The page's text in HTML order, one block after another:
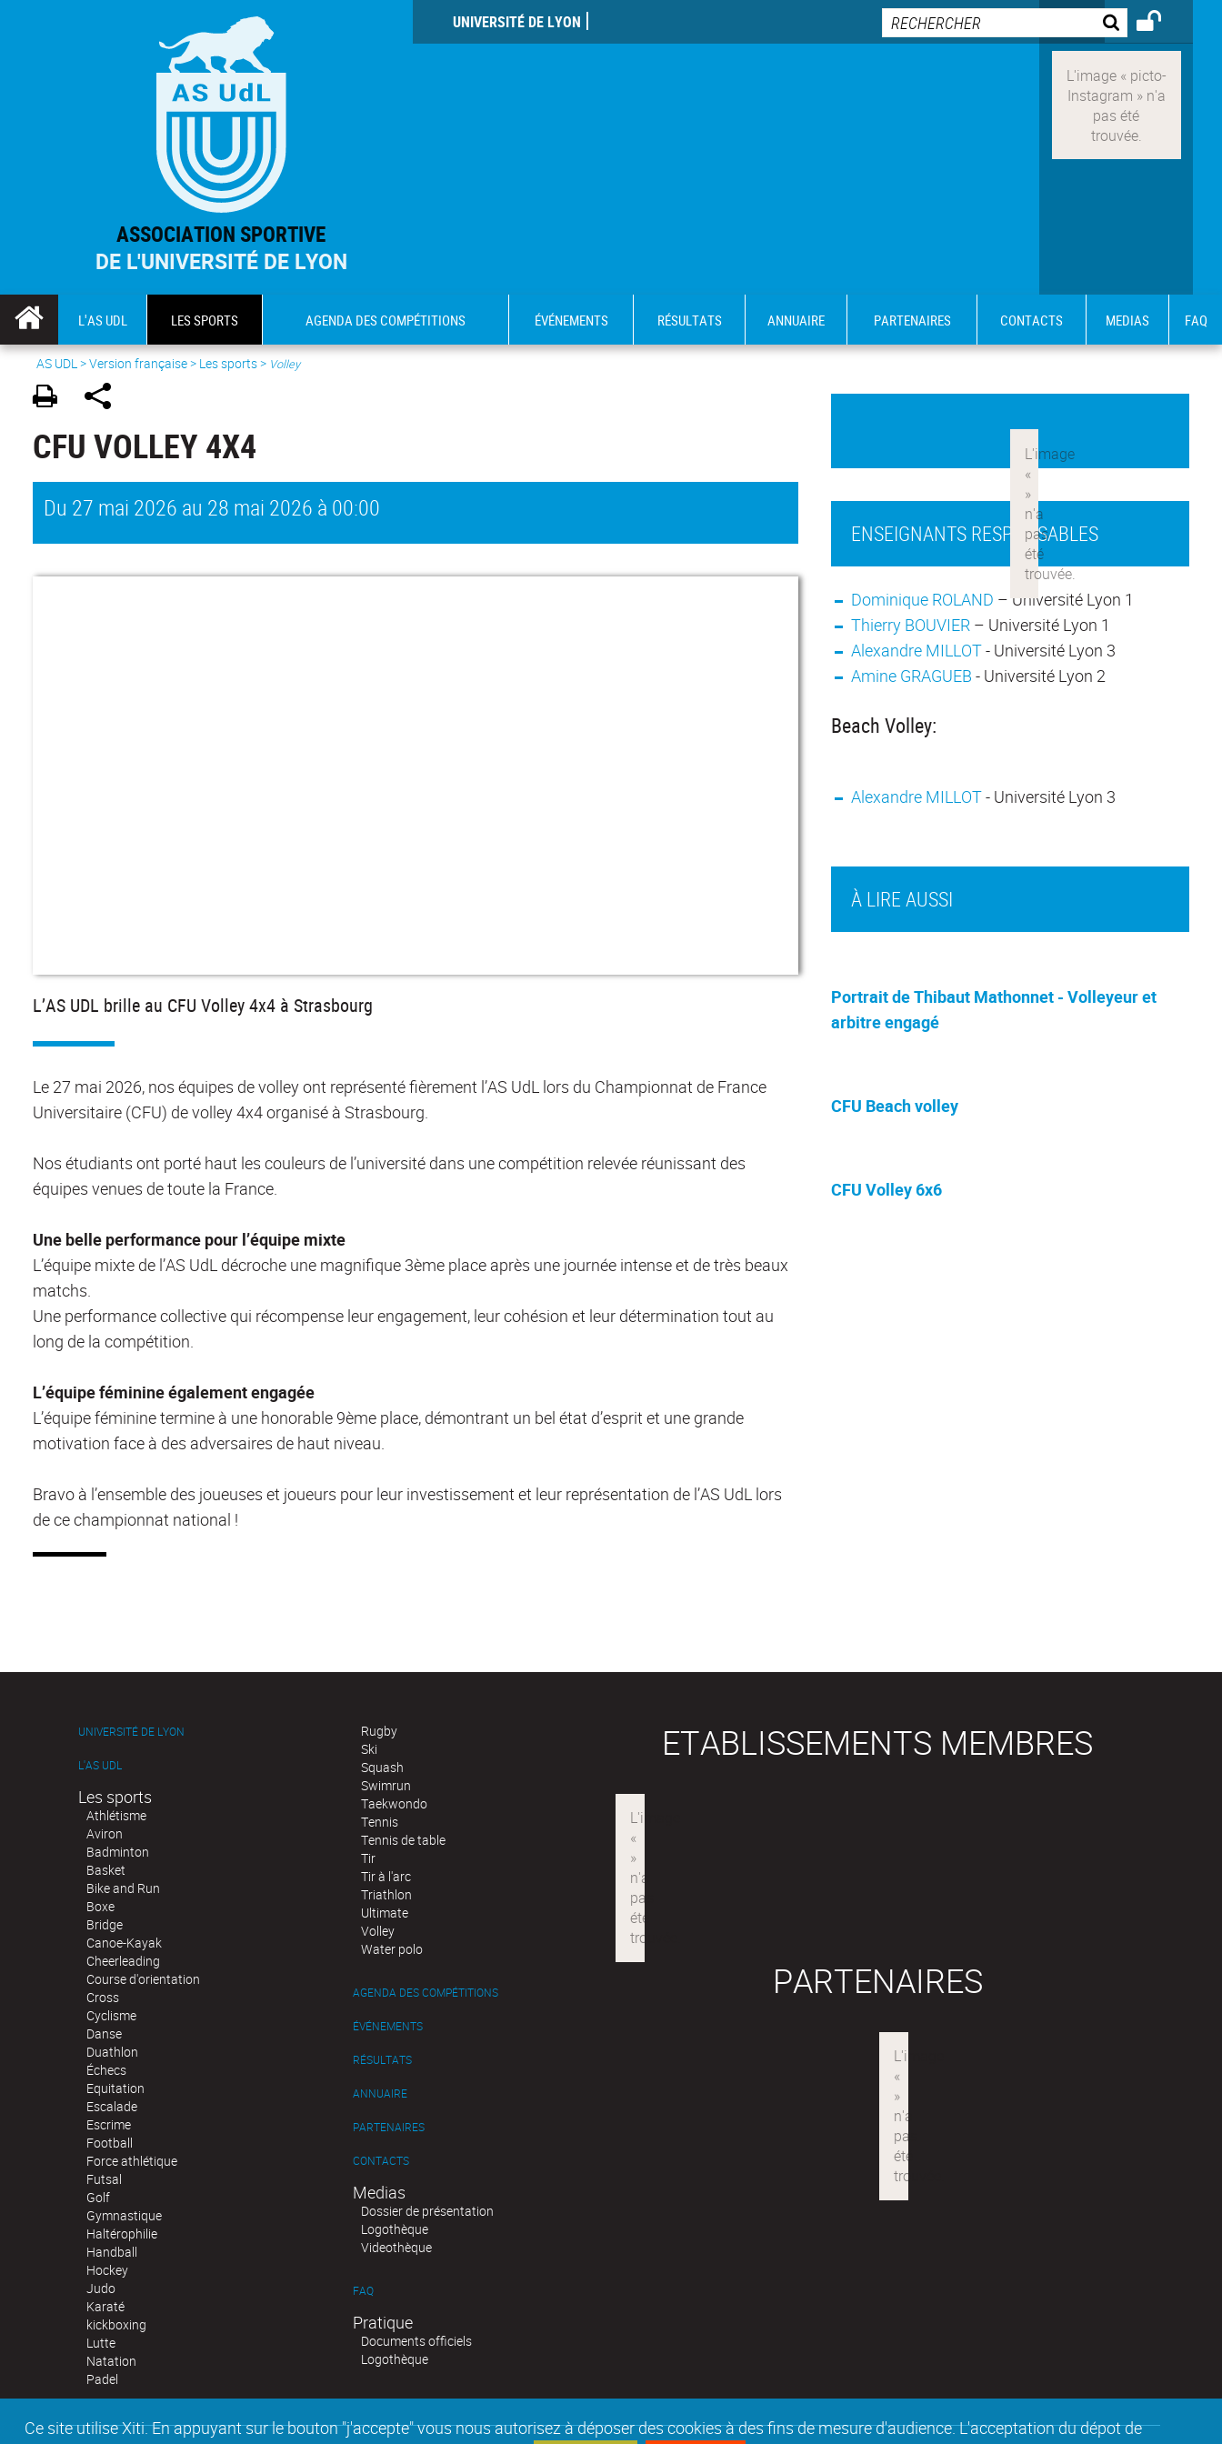
Ce site utilise Xiti. En appuyant sur le bouton "j'accepte" vous nous autorisez à déposer des cookies à des fins de mesure d'audience. L'acceptation du dépot de
ASSOCIATION SPORTIVE
DE L'UNIVERSITÉ DE LYON
UNIVERSITÉ DE LYON
L'AS UDL LES SPORTS AGENDA DES COMPÉTITIONS ÉVÉNEMENTS RÉSULTATS ANNUAIRE PARTENAIRES CONTACTS MEDIAS FAQ
AS UDL>Version française> Les sports > Volley
CFU VOLLEY 4X4
Du 27 mai 2026 au 28 mai 2026 à 00:00
L’AS UDL brille au CFU Volley 4x4 à Strasbourg
Le 27 mai 2026, nos équipes de volley ont représenté fièrement l’AS UdL lors du Championnat de France
Universitaire (CFU) de volley 4x4 organisé à Strasbourg.
Nos étudiants ont porté haut les couleurs de l’université dans une compétition relevée réunissant des
équipes venues de toute la France.
Une belle performance pour l’équipe mixte
L’équipe mixte de l’AS UdL décroche une magnifique 3ème place après une journée intense et de très beaux
matchs.
Une performance collective qui récompense leur engagement, leur cohésion et leur détermination tout au
long de la compétition.
L’équipe féminine également engagée
L’équipe féminine termine à une honorable 9ème place, démontrant un bel état d’esprit et une grande
motivation face à des adversaires de haut niveau.
Bravo à l’ensemble des joueuses et joueurs pour leur investissement et leur représentation de l’AS UdL lors
de ce championnat national !
À LIRE AUSSI
Portrait de Thibaut Mathonnet - Volleyeur et
arbitre engagé
CFU Beach volley
CFU Volley 6x6
ENSEIGNANTS RESPONSABLES
Dominique ROLAND – Université Lyon 1
Thierry BOUVIER – Université Lyon 1
Alexandre MILLOT- Université Lyon 3
Amine GRAGUEB - Université Lyon 2
Beach Volley:
Alexandre MILLOT- Université Lyon 3
UNIVERSITÉ DE LYON
L'AS UDL
Les sports
Athlétisme
Aviron
Badminton
Basket
Bike and Run
Boxe
Bridge
Canoe-Kayak
Cheerleading
Course d'orientation
Cross
Cyclisme
Danse
Duathlon
Échecs
Equitation
Escalade
Escrime
Football
Force athlétique
Futsal
Golf
Gymnastique
Haltérophilie
Handball
Hockey
Judo
Karaté
kickboxing
Lutte
Natation
Padel
Rugby
Ski
Squash
Swimrun
Taekwondo
Tennis
Tennis de table
Tir
Tir à l'arc
Triathlon
Ultimate
Volley
Water polo
AGENDA DES COMPÉTITIONS
ÉVÉNEMENTS
RÉSULTATS
ANNUAIRE
PARTENAIRES
CONTACTS
Medias
Dossier de présentation
Logothèque
Videothèque
FAQ
Pratique
Documents officiels
Logothèque
ETABLISSEMENTS MEMBRES
PARTENAIRES